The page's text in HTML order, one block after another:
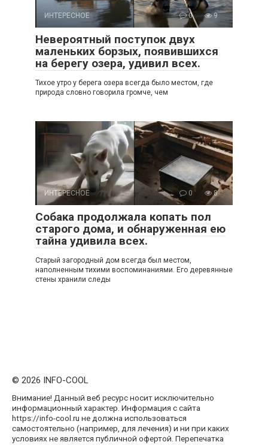
ИНТЕРЕСНОЕ 0 9
Невероятный поступок двух
маленьких борзых, появившихся
на берегу озера, удивил всех.
Тихое утро у берега озера всегда было местом, где
природа словно говорила громче, чем
ИНТЕРЕСНОЕ 0 8
Собака продолжала копать пол
старого дома, и обнаруженная ею
тайна удивила всех.
Старый загородный дом всегда был местом,
наполненным тихими воспоминаниями. Его деревянные
стены хранили следы
© 2026 INFO-COOL
Внимание! Данный веб ресурс носит исключительно
информационный характер. Информация с сайта
https://info-cool.ru не должна использоваться
самостоятельно (например, для лечения) и ни при каких
условиях не является публичной офертой. Перепечатка